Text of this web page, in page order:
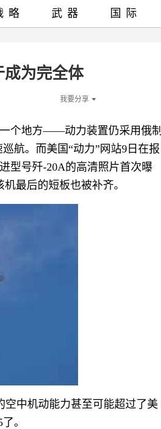
成为完全体
我要分享
个地方——动力装置仍采用俄制
航。而美国“动力”网站9日在报
型号歼-20A的高清照片首次曝
最后的短板也被补齐。
空中机动能力甚至可能超过了美
。
略 武器 国际